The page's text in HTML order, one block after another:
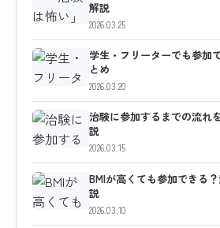
解説
2026.03.25
学生・フリーターでも参加
とめ
2026.03.20
治験に参加するまでの流れ
説
2026.03.15
BMIが高くても参加できる
説
2026.03.10